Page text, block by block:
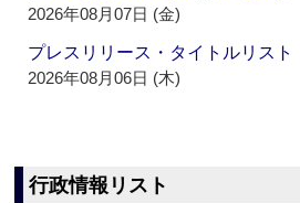
2026年08月07日 (金)
プレスリリース・タイトルリス
2026年08月06日 (木)
行政情報リスト